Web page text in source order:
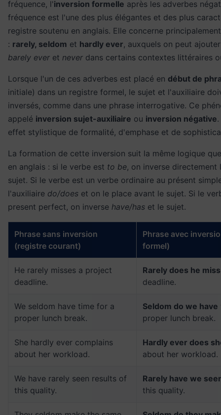
fréquence, l'inversion formelle après les adverbes
fréquence est l'une des plus élégantes et des plus
registre soutenu en anglais. Elle concerne
: rarely, seldom et hardly ever, auxquels on peut
barely ever et never dans certains contextes littéraires
Lorsque l'un de ces adverbes est placé en début de
initiale) dans un registre formel, le sujet et l'auxiliaire
inversés, comme dans une phrase interrogative. Ce
appelé inversion sujet-auxiliaire ou inversion négative
effet stylistique de formalité, d'emphase et de
La formation de cette inversion suit la même logique
en anglais : si le verbe est to be, on inverse directement
sujet. Si le verbe est un verbe ordinaire au présent
l'auxiliaire do/does et on le place avant le sujet. Si le
present perfect, on inverse have/has et le sujet.
Phrase sans inversion
(registre courant)
Phrase avec
formel)
He rarely misses a project
deadline.
Rarely does he miss
deadline.
We seldom have time for a
proper lunch break.
Seldom do we have
proper lunch break.
She hardly ever complains
about her workload.
Hardly ever does
about her workload.
We have rarely seen results of
this quality.
Rarely have we
this quality.